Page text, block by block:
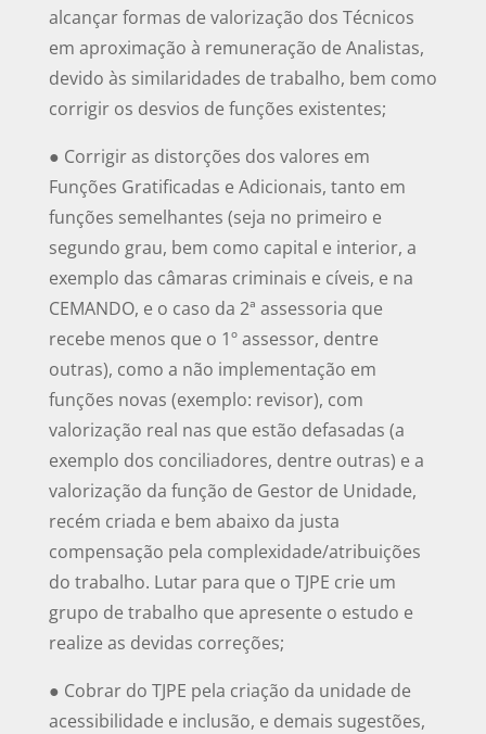
alcançar formas de valorização dos Técnicos
em aproximação à remuneração de Analistas,
devido às similaridades de trabalho, bem como
corrigir os desvios de funções existentes;
● Corrigir as distorções dos valores em
Funções Gratificadas e Adicionais, tanto em
funções semelhantes (seja no primeiro e
segundo grau, bem como capital e interior, a
exemplo das câmaras criminais e cíveis, e na
CEMANDO, e o caso da 2ª assessoria que
recebe menos que o 1º assessor, dentre
outras), como a não implementação em
funções novas (exemplo: revisor), com
valorização real nas que estão defasadas (a
exemplo dos conciliadores, dentre outras) e a
valorização da função de Gestor de Unidade,
recém criada e bem abaixo da justa
compensação pela complexidade/atribuições
do trabalho. Lutar para que o TJPE crie um
grupo de trabalho que apresente o estudo e
realize as devidas correções;
● Cobrar do TJPE pela criação da unidade de
acessibilidade e inclusão, e demais sugestões,